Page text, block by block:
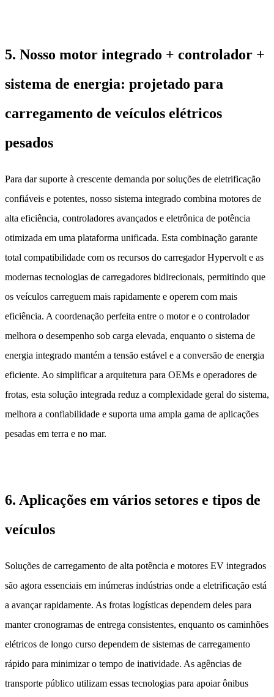
5. Nosso motor integrado + controlador +
sistema de energia: projetado para
carregamento de veículos elétricos
pesados
Para dar suporte à crescente demanda por soluções de eletrificação
confiáveis ​​e potentes, nosso sistema integrado combina motores de
alta eficiência, controladores avançados e eletrônica de potência
otimizada em uma plataforma unificada. Esta combinação garante
total compatibilidade com os recursos do carregador Hypervolt e as
modernas tecnologias de carregadores bidirecionais, permitindo que
os veículos carreguem mais rapidamente e operem com mais
eficiência. A coordenação perfeita entre o motor e o controlador
melhora o desempenho sob carga elevada, enquanto o sistema de
energia integrado mantém a tensão estável e a conversão de energia
eficiente. Ao simplificar a arquitetura para OEMs e operadores de
frotas, esta solução integrada reduz a complexidade geral do sistema,
melhora a confiabilidade e suporta uma ampla gama de aplicações
pesadas em terra e no mar.
6. Aplicações em vários setores e tipos de
veículos
Soluções de carregamento de alta potência e motores EV integrados
são agora essenciais em inúmeras indústrias onde a eletrificação está
a avançar rapidamente. As frotas logísticas dependem deles para
manter cronogramas de entrega consistentes, enquanto os caminhões
elétricos de longo curso dependem de sistemas de carregamento
rápido para minimizar o tempo de inatividade. As agências de
transporte público utilizam essas tecnologias para apoiar ônibus